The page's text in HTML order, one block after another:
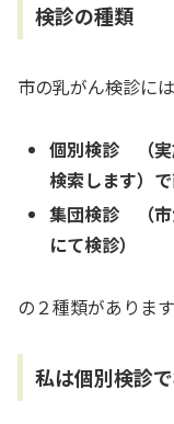
検診の種類
市の乳がん検診には
個別検診 （実
検索します）で
集団検診 （市
にて検診）
の２種類があります
私は個別検診